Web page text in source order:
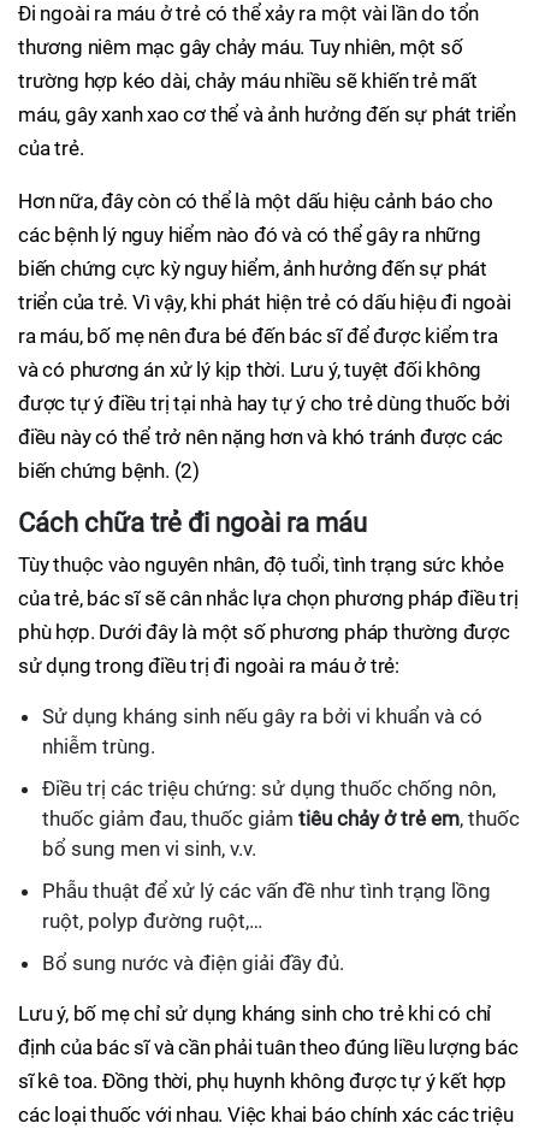
Đi ngoài ra máu ở trẻ có thể xảy ra một vài lần do tổn
thương niêm mạc gây chảy máu. Tuy nhiên, một số
trường hợp kéo dài, chảy máu nhiều sẽ khiến trẻ mất
máu, gây xanh xao cơ thể và ảnh hưởng đến sự phát triển
của trẻ.
Hơn nữa, đây còn có thể là một dấu hiệu cảnh báo cho
các bệnh lý nguy hiểm nào đó và có thể gây ra những
biến chứng cực kỳ nguy hiểm, ảnh hưởng đến sự phát
triển của trẻ. Vì vậy, khi phát hiện trẻ có dấu hiệu đi ngoài
ra máu, bố mẹ nên đưa bé đến bác sĩ để được kiểm tra
và có phương án xử lý kịp thời. Lưu ý, tuyệt đối không
được tự ý điều trị tại nhà hay tự ý cho trẻ dùng thuốc bởi
điều này có thể trở nên nặng hơn và khó tránh được các
biến chứng bệnh. (2)
Cách chữa trẻ đi ngoài ra máu
Tùy thuộc vào nguyên nhân, độ tuổi, tình trạng sức khỏe
của trẻ, bác sĩ sẽ cân nhắc lựa chọn phương pháp điều trị
phù hợp. Dưới đây là một số phương pháp thường được
sử dụng trong điều trị đi ngoài ra máu ở trẻ:
Sử dụng kháng sinh nếu gây ra bởi vi khuẩn và có
nhiễm trùng.
Điều trị các triệu chứng: sử dụng thuốc chống nôn,
thuốc giảm đau, thuốc giảm tiêu chảy ở trẻ em, thuốc
bổ sung men vi sinh, v.v.
Phẫu thuật để xử lý các vấn đề như tình trạng lồng
ruột, polyp đường ruột,…
Bổ sung nước và điện giải đầy đủ.
Lưu ý, bố mẹ chỉ sử dụng kháng sinh cho trẻ khi có chỉ
định của bác sĩ và cần phải tuân theo đúng liều lượng bác
sĩ kê toa. Đồng thời, phụ huynh không được tự ý kết hợp
các loại thuốc với nhau. Việc khai báo chính xác các triệu